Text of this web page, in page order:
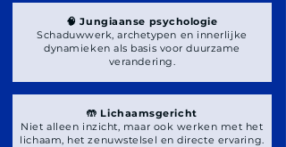
🧠 Jungiaanse psychologie
Schaduwwerk, archetypen en innerlijke
dynamieken als basis voor duurzame
verandering.
🤲 Lichaamsgericht
Niet alleen inzicht, maar ook werken met het
lichaam, het zenuwstelsel en directe ervaring.